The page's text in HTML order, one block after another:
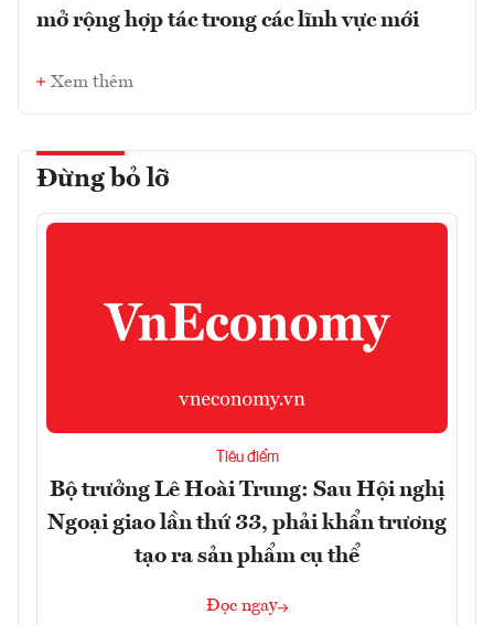
mở rộng hợp tác trong các lĩnh vực mới
Xem thêm
Đừng bỏ lỡ
Tiêu điểm
Bộ trưởng Lê Hoài Trung: Sau Hội nghị
Ngoại giao lần thứ 33, phải khẩn trương
tạo ra sản phẩm cụ thể
Đọc ngay